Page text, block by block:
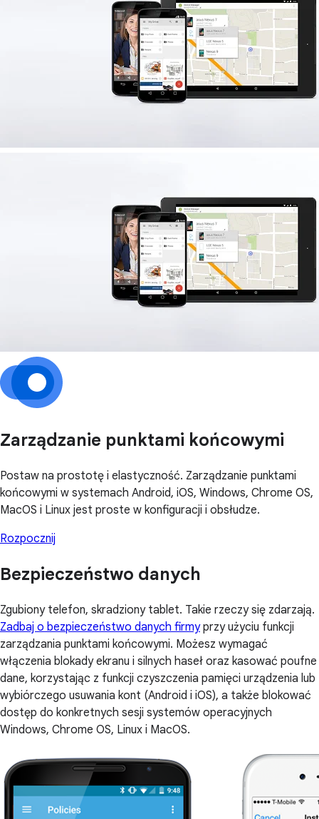
Zarządzanie punktami końcowymi
Postaw na prostotę i elastyczność. Zarządzanie punktami
końcowymi w systemach Android, iOS, Windows, Chrome OS,
MacOS i Linux jest proste w konfiguracji i obsłudze.
Rozpocznij
Bezpieczeństwo danych
Zgubiony telefon, skradziony tablet. Takie rzeczy się zdarzają.
Zadbaj o bezpieczeństwo danych firmyprzy użyciu funkcji
zarządzania punktami końcowymi. Możesz wymagać
włączenia blokady ekranu i silnych haseł oraz kasować poufne
dane, korzystając z funkcji czyszczenia pamięci urządzenia lub
wybiórczego usuwania kont (Android i iOS), a także blokować
dostęp do konkretnych sesji systemów operacyjnych
Windows, Chrome OS, Linux i MacOS.